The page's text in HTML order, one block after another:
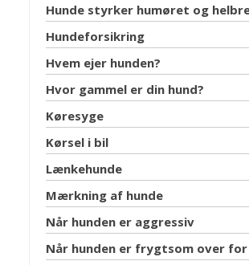
Hunde styrker humøret og
Hundeforsikring
Hvem ejer hunden?
Hvor gammel er din hund?
Køresyge
Kørsel i bil
Lænkehunde
Mærkning af hunde
Når hunden er aggressiv
Når hunden er frygtsom over